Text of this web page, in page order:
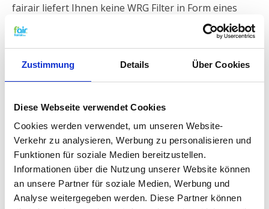
Zustimmung Details Über Cookies
Diese Webseite verwendet Cookies
Cookies werden verwendet, um unseren Website-
Verkehr zu analysieren, Werbung zu personalisieren und
Funktionen für soziale Medien bereitzustellen.
Informationen über die Nutzung unserer Website können
an unsere Partner für soziale Medien, Werbung und
Analyse weitergegeben werden. Diese Partner können
fairair liefert Ihnen keine WRG Filter in Form eines
Kuverts. Es mag sein das unsere Konkurrenten Ihnen
erzählen dass Diese billiger sind – sie müssen den
Drahtrahmen immerhin nicht selber
produzieren/hantieren und auch nicht versenden.
Aber der Drahtrahmen eines WRG Filters mit einer
Kuvert-Form (auch Briefumschlag Filter genannt) ist
enthält zahlreiche Bakterien und Feinstaub, Welcher
freikommt wenn Sie den Filter von seinem Rahmen
lösen. Diese möchten Sie auf keinen Fall einatmen.
Deswegen sollte ein verschmutzter Filter sofort in den
Abfallcontainer gelangen.
Probiotika und Filter